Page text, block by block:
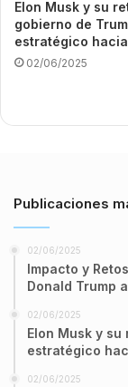
Elon Musk y su
gobierno de
estratégico
02/06/2025
Publicaciones
02/06/2025
Impacto y
Donald Trump
02/06/2025
Elon Musk y
estratégico
02/06/2025